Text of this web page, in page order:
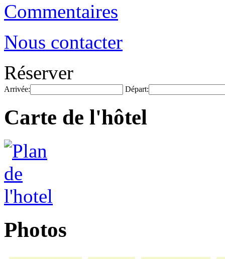
Commentaires
Nous contacter
Réserver
Arrivée: Départ:
Carte de l'hôtel
Photos